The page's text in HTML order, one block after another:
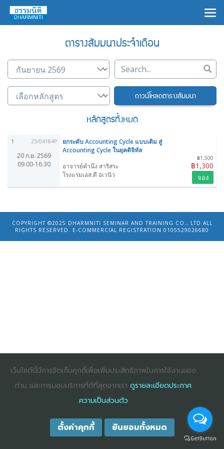
ตารางสัมมนาประจำเดือน
ดาวน์โหลดตารางสัมมนา
หลักสูตรทั้งหมด
1 23/04184P
20 ก.ย. 2569
09.00-16.30
ยกระดับ Accounting Cycle แบบเดิม สู่
Accounting Cycle ในยุคดิจิทัล
฿1,500
฿1,300
อาจารย์คำนึง สาริสระ
โรงแรมเอส.ดี อเวนิว
จอง
COPYRIGHT ©2025 DHARMNITI SEMINAR AND TRAINING CO., LTD ALL
RIGHTS RESERVED. E-COMMERCIAL REGISTRATION 0105529026680
เว็บไซต์นี้มีการจัดเก็บคุกกี้เพื่อเพิ่มประสิทธิภาพในการใช้งานของ
ท่าน และการมอบบริการที่ดีที่สุดจากเรา ดูรายละเอียดประกาศ
ความเป็นส่วนตัว
ตั้งค่าคุกกี้ ยินยอมทั้งหมด
×